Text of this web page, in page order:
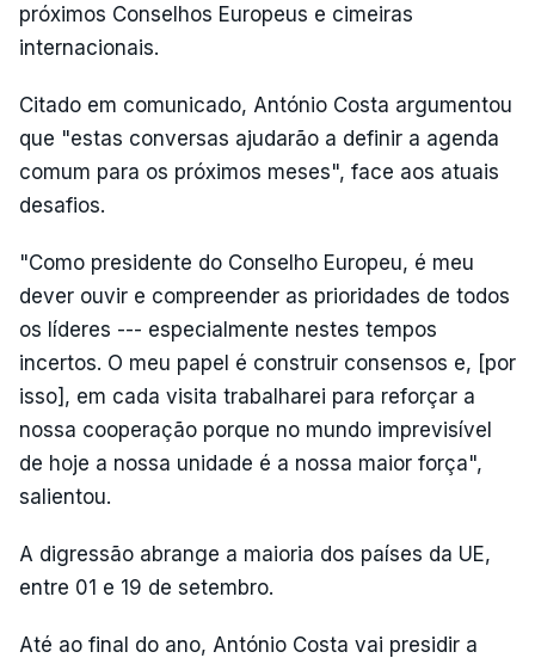
próximos Conselhos Europeus e cimeiras
internacionais.
Citado em comunicado, António Costa argumentou
que "estas conversas ajudarão a definir a agenda
comum para os próximos meses", face aos atuais
desafios.
"Como presidente do Conselho Europeu, é meu
dever ouvir e compreender as prioridades de todos
os líderes --- especialmente nestes tempos
incertos. O meu papel é construir consensos e, [por
isso], em cada visita trabalharei para reforçar a
nossa cooperação porque no mundo imprevisível
de hoje a nossa unidade é a nossa maior força",
salientou.
A digressão abrange a maioria dos países da UE,
entre 01 e 19 de setembro.
Até ao final do ano, António Costa vai presidir a